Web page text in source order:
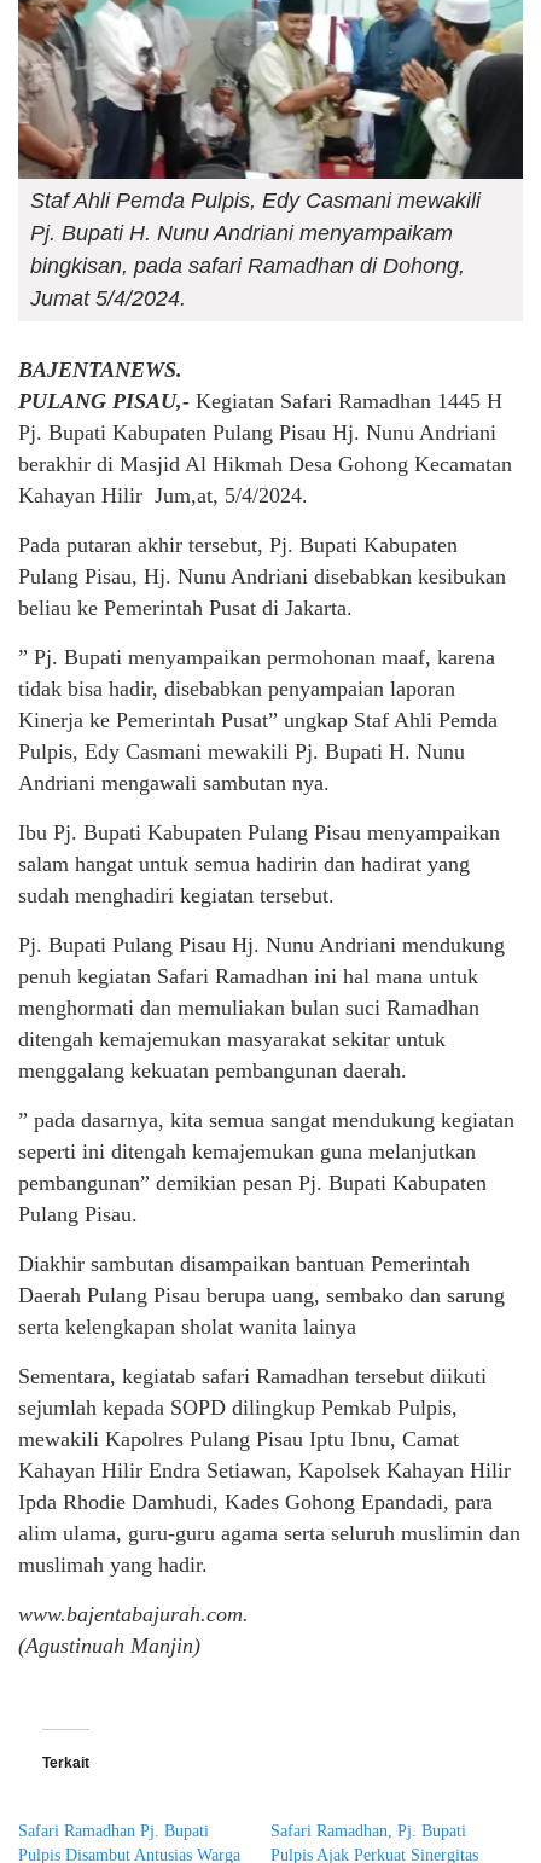
Staf Ahli Pemda Pulpis, Edy Casmani mewakili
Pj. Bupati H. Nunu Andriani menyampaikam
bingkisan, pada safari Ramadhan di Dohong,
Jumat 5/4/2024.
BAJENTANEWS.
PULANG PISAU,- Kegiatan Safari Ramadhan 1445 H
Pj. Bupati Kabupaten Pulang Pisau Hj. Nunu Andriani
berakhir di Masjid Al Hikmah Desa Gohong Kecamatan
Kahayan Hilir Jum,at, 5/4/2024.
Pada putaran akhir tersebut, Pj. Bupati Kabupaten
Pulang Pisau, Hj. Nunu Andriani disebabkan kesibukan
beliau ke Pemerintah Pusat di Jakarta.
” Pj. Bupati menyampaikan permohonan maaf, karena
tidak bisa hadir, disebabkan penyampaian laporan
Kinerja ke Pemerintah Pusat” ungkap Staf Ahli Pemda
Pulpis, Edy Casmani mewakili Pj. Bupati H. Nunu
Andriani mengawali sambutan nya.
Ibu Pj. Bupati Kabupaten Pulang Pisau menyampaikan
salam hangat untuk semua hadirin dan hadirat yang
sudah menghadiri kegiatan tersebut.
Pj. Bupati Pulang Pisau Hj. Nunu Andriani mendukung
penuh kegiatan Safari Ramadhan ini hal mana untuk
menghormati dan memuliakan bulan suci Ramadhan
ditengah kemajemukan masyarakat sekitar untuk
menggalang kekuatan pembangunan daerah.
” pada dasarnya, kita semua sangat mendukung kegiatan
seperti ini ditengah kemajemukan guna melanjutkan
pembangunan” demikian pesan Pj. Bupati Kabupaten
Pulang Pisau.
Diakhir sambutan disampaikan bantuan Pemerintah
Daerah Pulang Pisau berupa uang, sembako dan sarung
serta kelengkapan sholat wanita lainya
Sementara, kegiatab safari Ramadhan tersebut diikuti
sejumlah kepada SOPD dilingkup Pemkab Pulpis,
mewakili Kapolres Pulang Pisau Iptu Ibnu, Camat
Kahayan Hilir Endra Setiawan, Kapolsek Kahayan Hilir
Ipda Rhodie Damhudi, Kades Gohong Epandadi, para
alim ulama, guru-guru agama serta seluruh muslimin dan
muslimah yang hadir.
www.bajentabajurah.com.
(Agustinuah Manjin)
Terkait
Safari Ramadhan Pj. Bupati
Pulpis Disambut Antusias Warga
Safari Ramadhan, Pj. Bupati
Pulpis Ajak Perkuat Sinergitas